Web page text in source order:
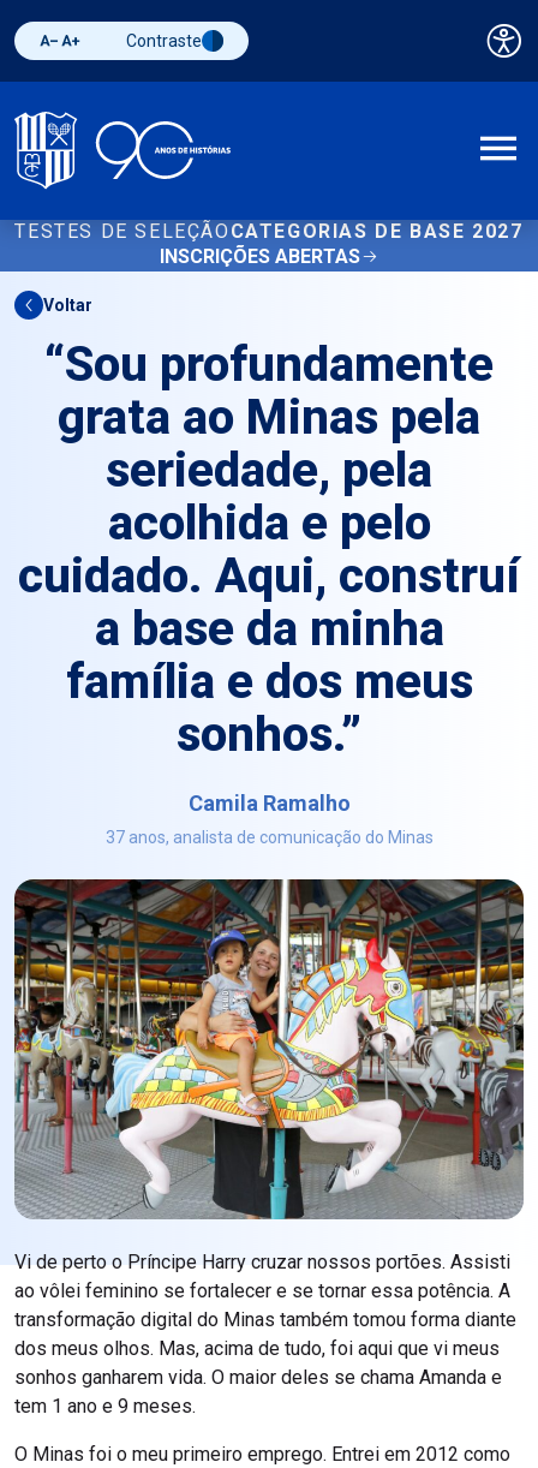
Diminuir fonte
Aumentar fonteAlternar contraste
Contraste
TESTES DE SELEÇÃO CATEGORIAS DE BASE 2027
INSCRIÇÕES ABERTAS
Voltar
“Sou profundamente
grata ao Minas pela
seriedade, pela
acolhida e pelo
cuidado. Aqui, construí
a base da minha
família e dos meus
sonhos.”
Camila Ramalho
37 anos, analista de comunicação do Minas
Vi de perto o Príncipe Harry cruzar nossos portões. Assisti
ao vôlei feminino se fortalecer e se tornar essa potência. A
transformação digital do Minas também tomou forma diante
dos meus olhos. Mas, acima de tudo, foi aqui que vi meus
sonhos ganharem vida. O maior deles se chama Amanda e
tem 1 ano e 9 meses.
O Minas foi o meu primeiro emprego. Entrei em 2012 como